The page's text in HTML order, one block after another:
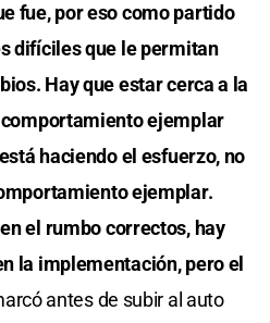
fue, por eso como partido
difíciles que le permitan
Hay que estar cerca a la
ejemplar
haciendo el esfuerzo, no
ejemplar.
el rumbo correctos, hay
la implementación, pero el
antes de subir al auto